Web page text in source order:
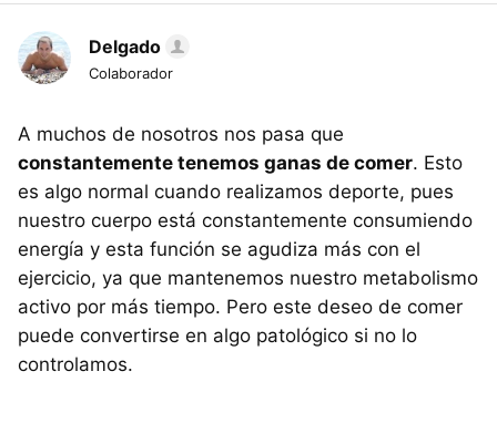
Delgado
Colaborador
A muchos de nosotros nos pasa que
constantemente tenemos ganas de comer. Esto
es algo normal cuando realizamos deporte, pues
nuestro cuerpo está constantemente consumiendo
energía y esta función se agudiza más con el
ejercicio, ya que mantenemos nuestro metabolismo
activo por más tiempo. Pero este deseo de comer
puede convertirse en algo patológico si no lo
controlamos.